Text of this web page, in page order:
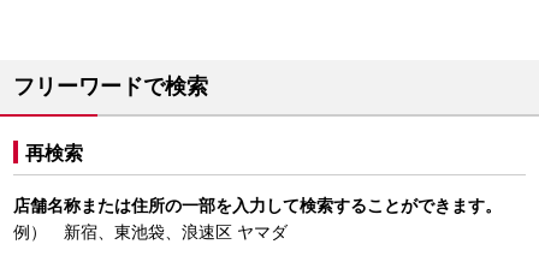
フリーワードで検索
再検索
店舗名称または住所の一部を入力して検索することができます。
例） 新宿、東池袋、浪速区 ヤマダ